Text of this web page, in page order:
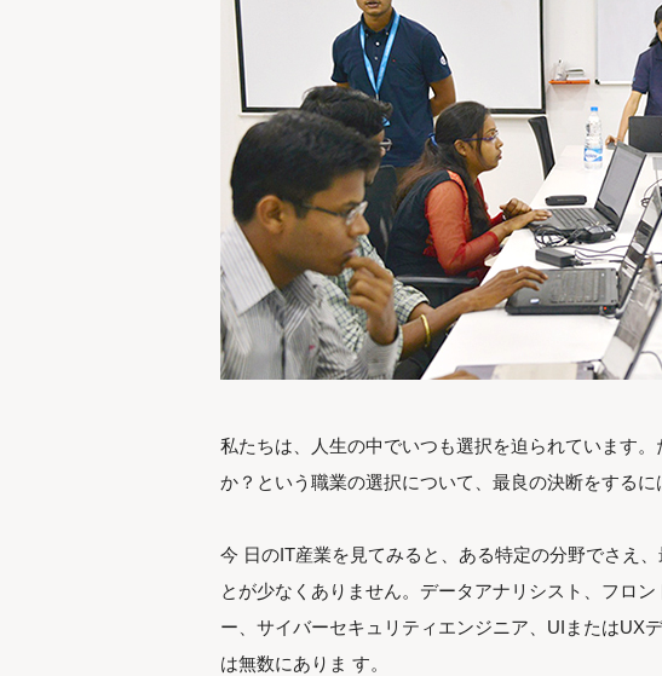
私たちは、人生の中でいつも選択を迫られています
か？という職業の選択について、最良の決断をする
今 日のIT産業を見てみると、ある特定の分野でさえ
とが少なくありません。データアナリシスト、フロ
ー、サイバーセキュリティエンジニア、UIまたはUX
は無数にありま す。